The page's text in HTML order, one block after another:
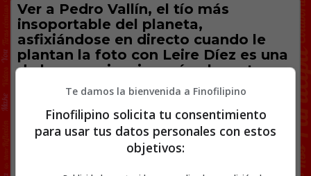
Ver a Pedro Vallín, el tío más
insoportable del planeta,
asfixiándose en directo cuando le
plantan la foto con Leire Díez es una
de las experiencias más placenteras
que vais a tener.
Te damos la bienvenida a Finofilipino
Finofilipino solicita tu consentimiento
para usar tus datos personales con estos
objetivos: